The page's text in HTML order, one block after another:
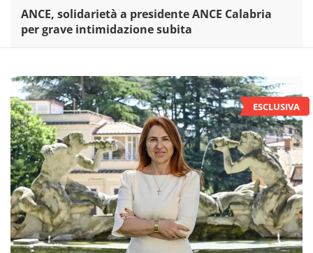
ANCE, solidarietà a presidente ANCE Calabria
per grave intimidazione subita